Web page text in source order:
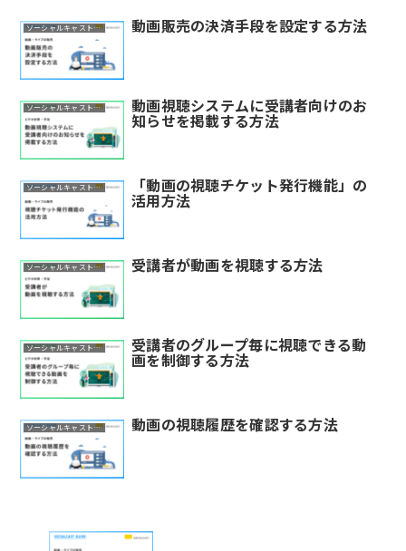
ソーシャルキャスト活用ガイド 動画販売の決済手段を設定する方法
ソーシャルキャスト活用ガイド 動画視聴システムに受講者向けのお
知らせを掲載する方法
ソーシャルキャスト活用ガイド 「動画の視聴チケット発行機能」の
活用方法
ソーシャルキャスト活用ガイド 受講者が動画を視聴する方法
ソーシャルキャスト活用ガイド 受講者のグループ毎に視聴できる動
画を制御する方法
ソーシャルキャスト活用ガイド 動画の視聴履歴を確認する方法